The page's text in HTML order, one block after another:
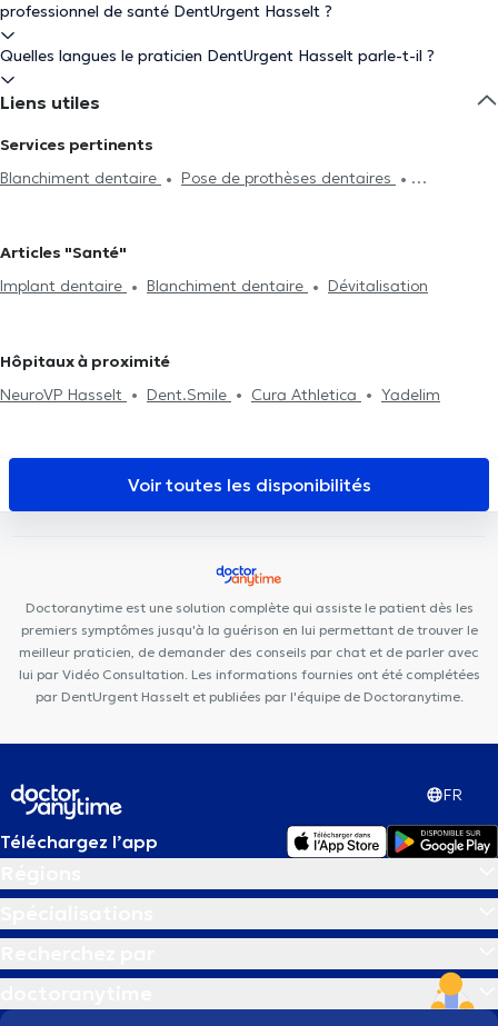
professionnel de santé DentUrgent Hasselt ?
Quelles langues le praticien DentUrgent Hasselt parle-t-il ?
Liens utiles
Services pertinents
Blanchiment dentaire
Pose de prothèses dentaires
Remplacement plombage
Urgence dentaire
Bilan bucco-dentaire
Fluoration dentaire
Articles "Santé"
Implant dentaire
Blanchiment dentaire Dévitalisation
Hôpitaux à proximité
NeuroVP Hasselt
Dent.Smile Cura Athletica Yadelim
Voir toutes les disponibilités
Doctoranytime est une solution complète qui assiste le patient dès les
premiers symptômes jusqu'à la guérison en lui permettant de trouver le
meilleur praticien, de demander des conseils par chat et de parler avec
lui par Vidéo Consultation. Les informations fournies ont été complétées
par DentUrgent Hasselt et publiées par l'équipe de Doctoranytime.
FR
Téléchargez l’app